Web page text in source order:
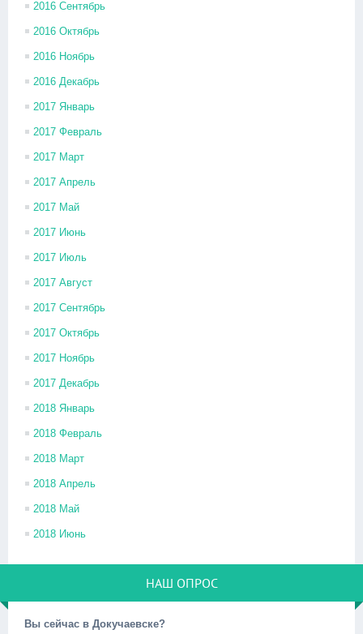
2016 Сентябрь
2016 Октябрь
2016 Ноябрь
2016 Декабрь
2017 Январь
2017 Февраль
2017 Март
2017 Апрель
2017 Май
2017 Июнь
2017 Июль
2017 Август
2017 Сентябрь
2017 Октябрь
2017 Ноябрь
2017 Декабрь
2018 Январь
2018 Февраль
2018 Март
2018 Апрель
2018 Май
2018 Июнь
НАШ ОПРОС
Вы сейчас в Докучаевске?